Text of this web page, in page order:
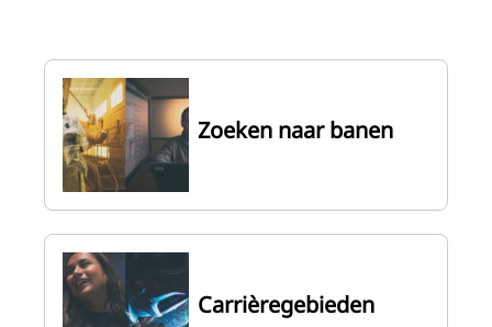
Zoeken naar banen
Carrièregebieden